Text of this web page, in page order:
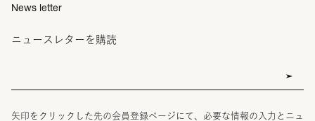
News letter
ニュースレターを購読
矢印をクリックした先の会員登録ページにて、必要な情報の入力とニュ